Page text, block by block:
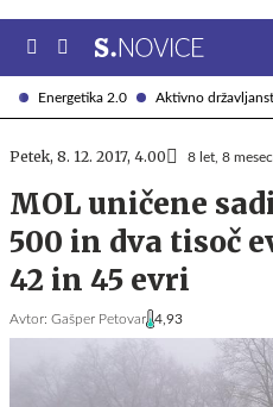
Energetika 2.0 Aktivno
Petek, 8. 12. 2017, 4.00 8 let, 8
MOL uničene
500 in dva tisoč
42 in 45 evri
Avtor: Gašper Petovar 4,93